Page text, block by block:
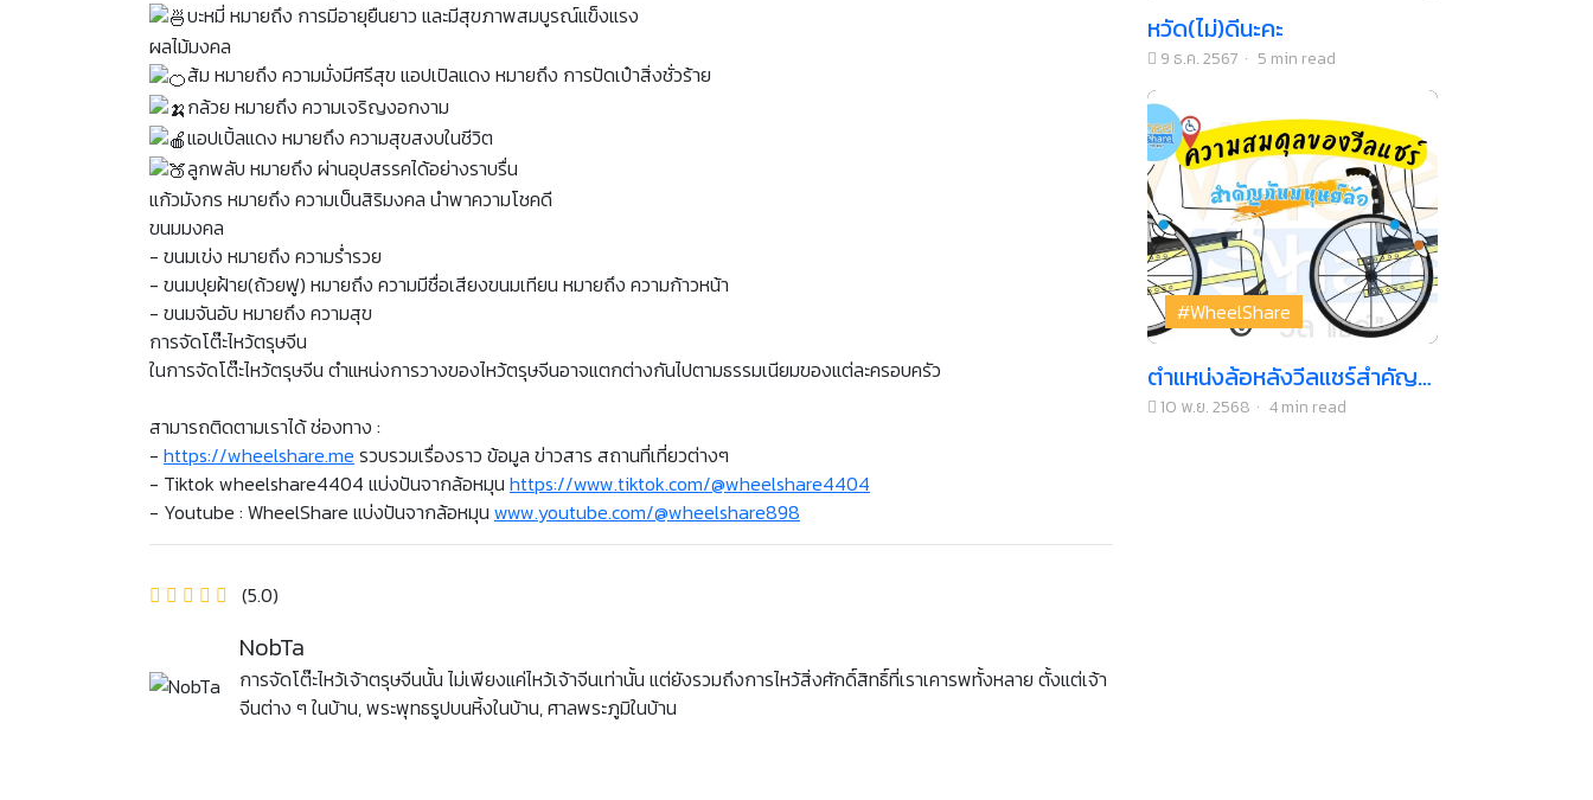
บะหมี่ หมายถึง การมีอายุยืนยาว และมีสุขภาพสมบูรณ์แข็งแรง
ผลไม้มงคล
ส้ม หมายถึง ความมั่งมีศรีสุข แอปเปิลแดง หมายถึง การปัดเป๋าสิ่งชั่วร้าย
กล้วย หมายถึง ความเจริญงอกงาม
แอปเปิ้ลแดง หมายถึง ความสุขสงบในชีวิต
ลูกพลับ หมายถึง ผ่านอุปสรรคได้อย่างราบรื่น
แก้วมังกร หมายถึง ความเป็นสิริมงคล นำพาความโชคดี
ขนมมงคล
- ขนมเข่ง หมายถึง ความร่ำรวย
- ขนมปุยฝ้าย(ถ้วยฟู) หมายถึง ความมีชื่อเสียงขนมเทียน หมายถึง ความก้าวหน้า
- ขนมจันอับ หมายถึง ความสุข
การจัดโต๊ะไหว้ตรุษจีน
ในการจัดโต๊ะไหว้ตรุษจีน ตำแหน่งการวางของไหว้ตรุษจีนอาจแตกต่างกันไปตามธรรมเนียมของแต่ละครอบครัว
สามารถติดตามเราได้ ช่องทาง :
- https://wheelshare.me รวบรวมเรื่องราว ข้อมูล ข่าวสาร สถานที่เที่ยวต่างๆ
- Tiktok wheelshare4404 แบ่งปันจากล้อหมุน https://www.tiktok.com/@wheelshare4404
- Youtube : WheelShare แบ่งปันจากล้อหมุน www.youtube.com/@wheelshare898
(5.0)
NobTa
การจัดโต๊ะไหว้เจ้าตรุษจีนนั้น ไม่เพียงแค่ไหว้เจ้าจีนเท่านั้น แต่ยังรวมถึงการไหว้สิ่งศักดิ์สิทธิ์ที่เราเคารพทั้งหลาย ตั้งแต่เจ้า
จีนต่าง ๆ ในบ้าน, พระพุทธรูปบนหิ้งในบ้าน, ศาลพระภูมิในบ้าน
หวัด(ไม่)ดีนะคะ
9 ธ.ค. 2567 · 5 min read
#WheelShare
ตำแหน่งล้อหลังวีลแชร์สำคัญ
ไฉน10 พ.ย. 2568 · 4 min read